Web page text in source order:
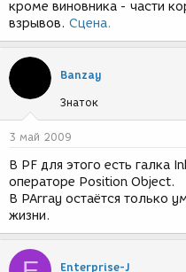
кроме виновника - части
взрывов. Сцена.
Banzay
Знаток
3 май 2009
В PF для этого есть галка
операторе Position Object.
В PArray остаётся только
жизни.
Enterprise-J